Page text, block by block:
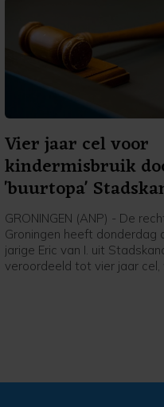
Vier jaar cel voor
kindermisbruik
'buurtopa'
GRONINGEN (ANP) - De
Groningen heeft donderdag
jarige Eric van I. uit
veroordeeld tot vier jaar cel,